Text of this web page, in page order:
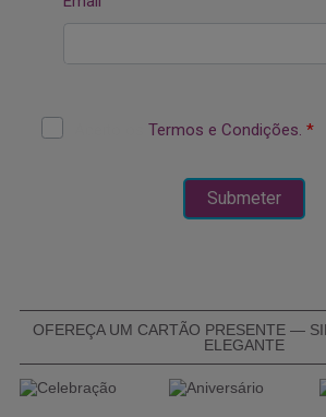
OFEREÇA UM CARTÃO PRESENTE —
ELEGANTE